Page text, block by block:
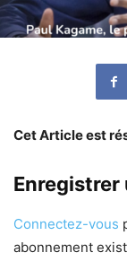
Cet Article est
Enregistrer
Connectez-vous
abonnement